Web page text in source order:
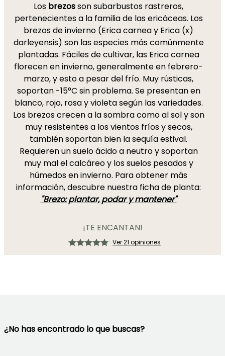
Los brezosson subarbustos rastreros,
pertenecientes a la familia de las ericáceas. Los
brezos de invierno (Erica carnea y Erica (x)
darleyensis) son las especies más comúnmente
plantadas. Fáciles de cultivar, las Erica carnea
florecen en invierno, generalmente en febrero-
marzo, y esto a pesar del frío. Muy rústicas,
soportan -15°C sin problema. Se presentan en
blanco, rojo, rosa y violeta según las variedades.
Los brezos crecen a la sombra como al sol y son
muy resistentes a los vientos fríos y secos,
también soportan bien la sequía estival.
Requieren un suelo ácido a neutro y soportan
muy mal el calcáreo y los suelos pesados y
húmedos en invierno. Para obtener más
información, descubre nuestra ficha de planta:
"Brezo: plantar, podar y mantener"
¡TE ENCANTAN!
Ver 21 opiniones
¿No has encontrado lo que buscas?